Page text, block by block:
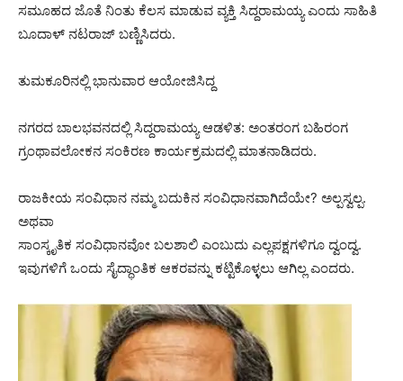
ಸಮೂಹದ ಜೊತೆ ನಿಂತು ಕೆಲಸ ಮಾಡುವ ವ್ಯಕ್ತಿ ಸಿದ್ದರಾಮಯ್ಯ ಎಂದು ಸಾಹಿತಿ
ಬೂದಾಳ್ ನಟರಾಜ್ ಬಣ್ಣಿಸಿದರು.
ತುಮಕೂರಿನಲ್ಲಿ ಭಾನುವಾರ ಆಯೋಜಿಸಿದ್ದ
ನಗರದ ಬಾಲಭವನದಲ್ಲಿ ಸಿದ್ದರಾಮಯ್ಯ ಆಡಳಿತ: ಅಂತರಂಗ ಬಹಿರಂಗ
ಗ್ರಂಥಾವಲೋಕನ ಸಂಕಿರಣ ಕಾರ್ಯಕ್ರಮದಲ್ಲಿ ಮಾತನಾಡಿದರು.
ರಾಜಕೀಯ ಸಂವಿಧಾನ ನಮ್ಮ ಬದುಕಿನ ಸಂವಿಧಾನವಾಗಿದೆಯೇ? ಅಲ್ಪಸ್ವಲ್ಪ.
ಅಥವಾ
ಸಾಂಸ್ಕೃತಿಕ ಸಂವಿಧಾನವೋ ಬಲಶಾಲಿ ಎಂಬುದು ಎಲ್ಲ‌ಪಕ್ಷಗಳಿಗೂ ದ್ವಂದ್ವ.
ಇವುಗಳಿಗೆ ಒಂದು ಸೈದ್ಧಾಂತಿಕ ಆಕರವನ್ನು ಕಟ್ಟಿಕೊಳ್ಳಲು ಆಗಿಲ್ಲ ಎಂದರು.